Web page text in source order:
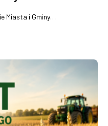
Miasta i Gminy…